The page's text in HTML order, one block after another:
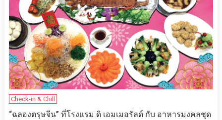
Check-in & Chill
“ฉลองตรุษจีน” ที่โรงแรม ดิ เอมเมอรัลด์ กับ อาหารมงคลชุด